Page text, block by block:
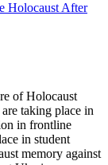
Holocaust After
of Holocaust
taking place in
in frontline
in student
memory against